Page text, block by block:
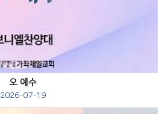
오 예수
2026-07-19